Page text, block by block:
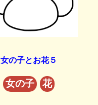
女の子とお花５
女の子 花